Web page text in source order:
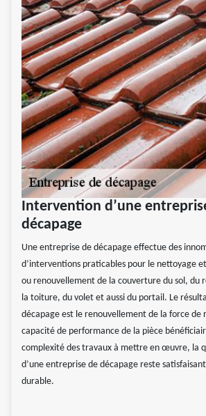
Intervention d’une
décapage
Une entreprise de décapage effectue des
d’interventions praticables pour le nettoyage
ou renouvellement de la couverture du sol, du
la toiture, du volet et aussi du portail. Le
décapage est le renouvellement de la force de
capacité de performance de la pièce
complexité des travaux à mettre en œuvre, la
d’une entreprise de décapage reste
durable.